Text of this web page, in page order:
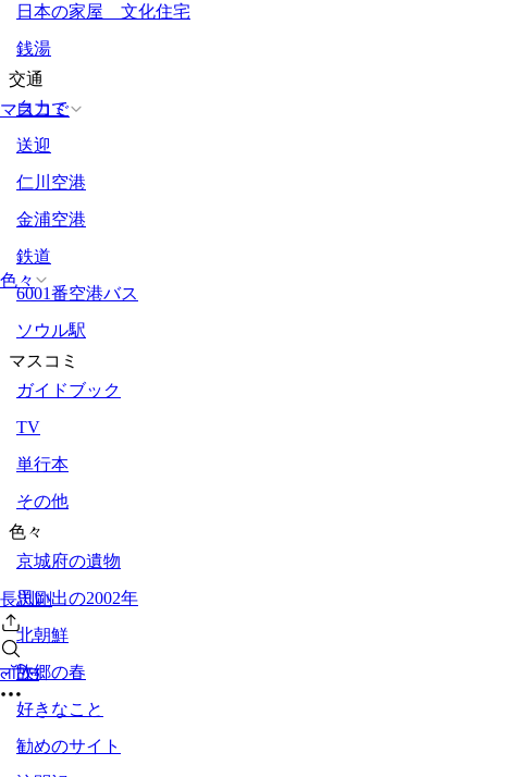
マスコミ
色々
長渕剛
लॉगिन
日本の家屋 文化住宅
銭湯
交通
自力で
送迎
仁川空港
金浦空港
鉄道
6001番空港バス
ソウル駅
マスコミ
ガイドブック
TV
単行本
その他
色々
京城府の遺物
思い出の2002年
北朝鮮
故郷の春
好きなこと
勧めのサイト